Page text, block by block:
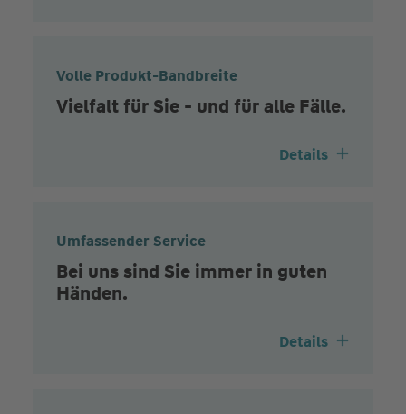
Volle Produkt-Bandbreite
Vielfalt für Sie - und für alle Fälle.
Details
Umfassender Service
Bei uns sind Sie immer in guten
Händen.
Details